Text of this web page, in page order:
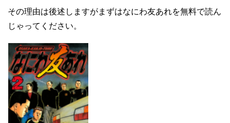
その理由は後述しますがまずはなにわ友あれを無料で読ん
じゃってください。